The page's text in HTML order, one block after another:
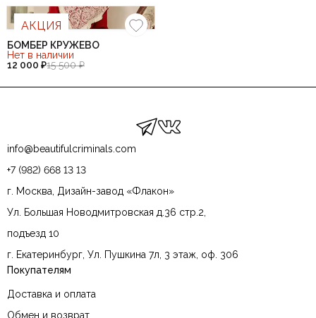
АКЦИЯ
БОМБЕР КРУЖЕВО
Нет в наличии
12 000 ₽15 500 ₽
info@beautifulcriminals.com
+7 (982) 668 13 13
г. Москва, Дизайн-завод «Флакон»
Ул. Большая Новодмитровская д.36 стр.2,
подъезд 10
г. Екатеринбург, Ул. Пушкина 7л, 3 этаж, оф. 306
Покупателям
Доставка и оплата
Обмен и возврат